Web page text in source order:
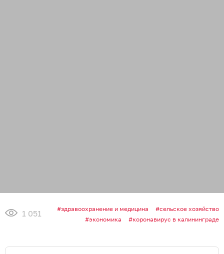
1 051 здравоохранение и медицина
сельское хозяйство
экономика
коронавирус в калининграде